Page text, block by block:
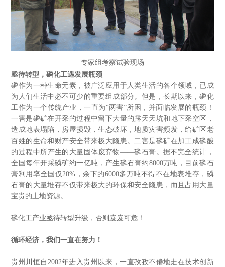
专家组考察试验现场
亟待转型，磷化工遇发展瓶颈
磷作为一种生命元素，被广泛应用于人类生活的各个领域，已成
为人们生活中必不可少的重要组成部分。但是，长期以来，磷化
工作为一个传统产业，一直为“两害”所困，并面临发展的瓶颈！
一害是磷矿在开采的过程中留下大量的露天天坑和地下采空区，
造成地表塌陷，房屋损毁，生态破坏，地质灾害频发，给矿区老
百姓的生命和财产安全带来极大隐患。二害是磷矿在加工成磷酸
的过程中所产生的大量固体废弃物——磷石膏。据不完全统计，
全国每年开采磷矿约一亿吨，产生磷石膏约8000万吨，目前磷石
膏利用率全国仅20%，余下的6000多万吨不得不在地表堆存，磷
石膏的大量堆存不仅带来极大的环保和安全隐患，而且占用大量
宝贵的土地资源。
磷化工产业亟待转型升级，否则岌岌可危！
循环经济，我们一直在努力！
贵州川恒自2002年进入贵州以来，一直孜孜不倦地走在技术创新